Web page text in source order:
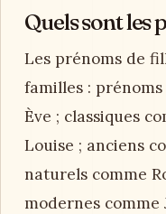
Quels sont les
Les prénoms de
familles :
Ève ; classiques
Louise ; anciens
naturels comme
modernes comme